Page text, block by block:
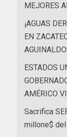
MEJORES
¡AGUAS
EN
ESTADOS
AMÉRICO
Sacrifica
millone$